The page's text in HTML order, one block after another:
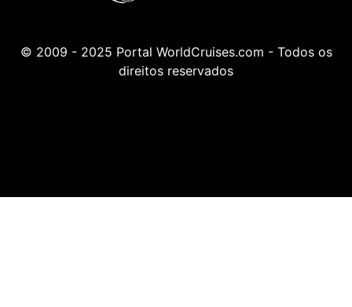
© 2009 - 2025 Portal WorldCruises.com - Todos os
direitos reservados